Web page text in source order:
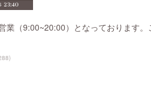
23:40
業（9:00~20:00）となっております。
)